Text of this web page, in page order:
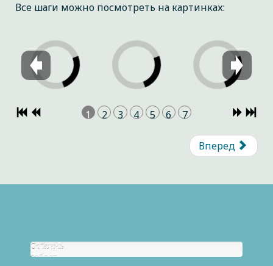
Все шаги можно посмотреть на картинках:
1 2 3 4 5 6 7
Вперед
Собрано
р.
Осталось
собрать